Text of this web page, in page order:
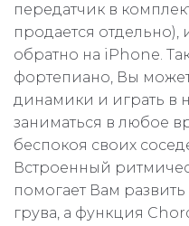
передатчик в
продается отдельно),
обратно на iPhone.
фортепиано, Вы
динамики и играть в
заниматься в любое
беспокоя своих
Встроенный
помогает Вам
грува, а функция